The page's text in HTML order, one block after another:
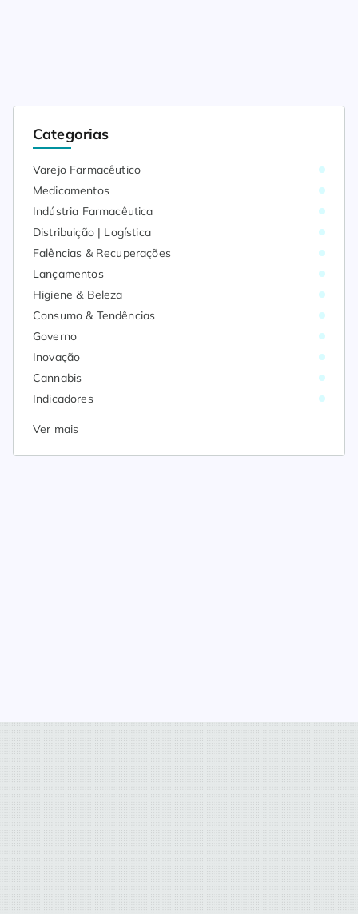
Categorias
Varejo Farmacêutico
Medicamentos
Indústria Farmacêutica
Distribuição | Logística
Falências & Recuperações
Lançamentos
Higiene & Beleza
Consumo & Tendências
Governo
Inovação
Cannabis
Indicadores
Ver mais